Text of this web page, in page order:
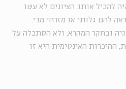
להכיל אותו. הציונים לא עשו
להם גלותי או מזרחי מדי.
ובחקר המקרא, ולא הסתכלה על
ההיכרות האינטימית היא זו